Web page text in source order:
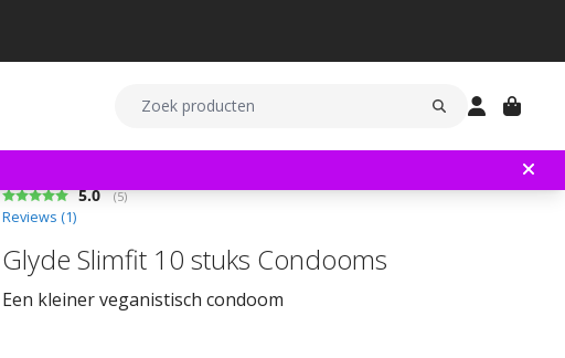
Gemiddelde beoordeling:
5.0 (aantal stemmen:
5)
Reviews (1)
Glyde Slimfit 10 stuks Condooms
Een kleiner veganistisch condoom